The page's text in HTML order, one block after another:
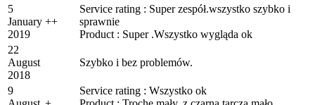
5
January
2019
++
Service rating : Super zespół.wszystko szybko i
sprawnie
Product : Super .Wszystko wygląda ok
22
August
2018
Szybko i bez problemów.
9
Service rating : Wszystko ok